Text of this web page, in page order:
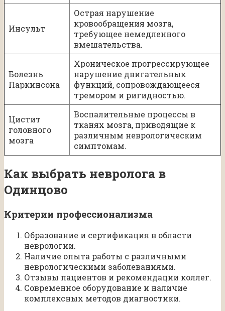
Инсульт
Острая нарушение
кровообращения мозга,
требующее немедленного
вмешательства.
Болезнь
Паркинсона
Хроническое прогрессирующее
нарушение двигательных
функций, сопровождающееся
тремором и ригидностью.
Цистит
головного
мозга
Воспалительные процессы в
тканях мозга, приводящие к
различным неврологическим
симптомам.
Как выбрать невролога в
Одинцово
Критерии профессионализма
Образование и сертификация в области
неврологии.
Наличие опыта работы с различными
неврологическими заболеваниями.
Отзывы пациентов и рекомендации коллег.
Современное оборудование и наличие
комплексных методов диагностики.